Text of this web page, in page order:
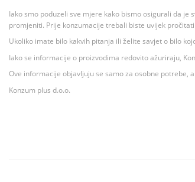
Iako smo poduzeli sve mjere kako bismo osigurali da
promjeniti. Prije konzumacije trebali biste uvijek
Ukoliko imate bilo kakvih pitanja ili želite savjet o bilo
Iako se informacije o proizvodima redovito ažuriraju,
Ove informacije objavljuju se samo za osobne potrebe,
Konzum plus d.o.o.